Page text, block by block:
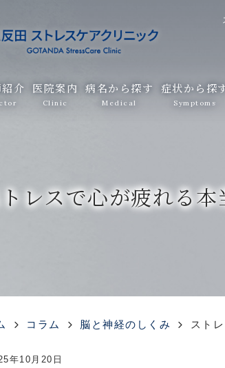
介 医院案内
Clinic
病名から探す
Medical
症状から探
Symptoms
レスで心が疲れる
コラム 脳と神経のしくみ スト
年10月20日